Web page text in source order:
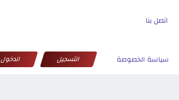
اتصل بنا
سياسة الخصوصة التسجيل الدخول